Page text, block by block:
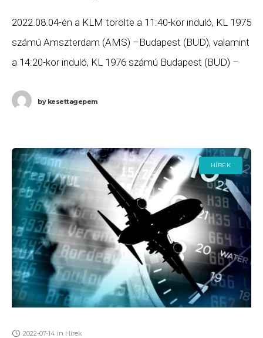
2022.08.04-én a KLM törölte a 11:40-kor induló, KL 1975
számú Amszterdam (AMS) –Budapest (BUD), valamint
a 14:20-kor induló, KL 1976 számú Budapest (BUD) –
bykesettagepem
HÍREK
2022-07-14 in Hírek